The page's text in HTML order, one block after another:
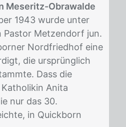
Meseritz-Obrawalde
1943 wurde unter
Pastor Metzendorf jun.
Nordfriedhof eine
die ursprünglich
Dass die
Anita
nur das 30.
in Quickborn